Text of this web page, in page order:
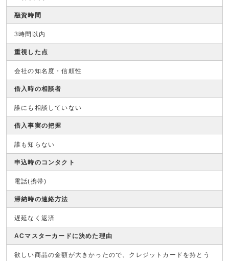
融資時間
3時間以内
重視した点
会社の知名度・信頼性
借入時の相談者
誰にも相談していない
借入事実の把握
誰も知らない
申込時のコンタクト
電話(携帯)
滞納時の連絡方法
遅延なく返済
ACマスターカードに決めた理由
欲しい商品の金額が大きかったので、クレジットカードを持とう